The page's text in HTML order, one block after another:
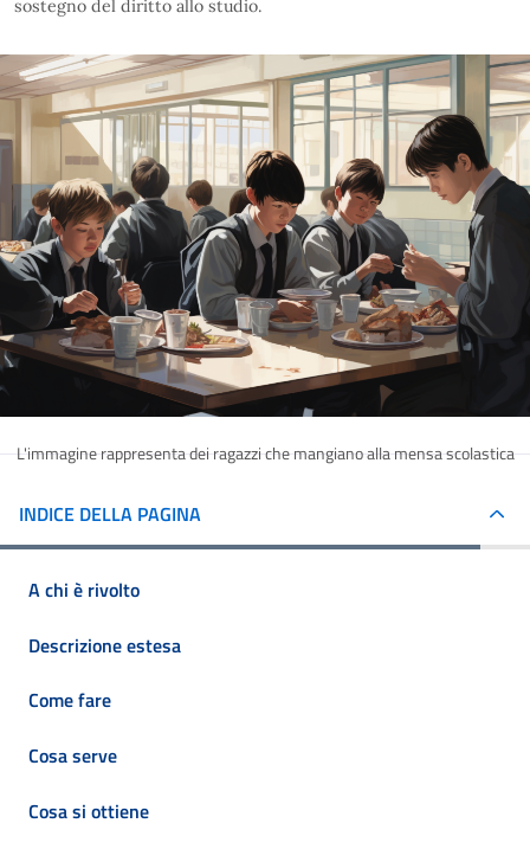
sostegno del diritto allo studio.
L'immagine rappresenta dei ragazzi che mangiano alla mensa scolastica
INDICE DELLA PAGINA
A chi è rivolto
Descrizione estesa
Come fare
Cosa serve
Cosa si ottiene